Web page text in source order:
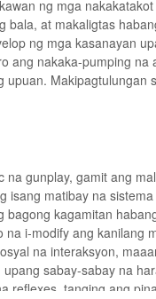
ng mga
bala, at makaligtas
ng mga kasanayan
ang nakaka-pumping na
Makipagtulungan
gunplay, gamit ang
isang matibay na
kagamitan
i-modify ang kanilang
na interaksyon,
sabay-sabay na
reflexes, tanging ang